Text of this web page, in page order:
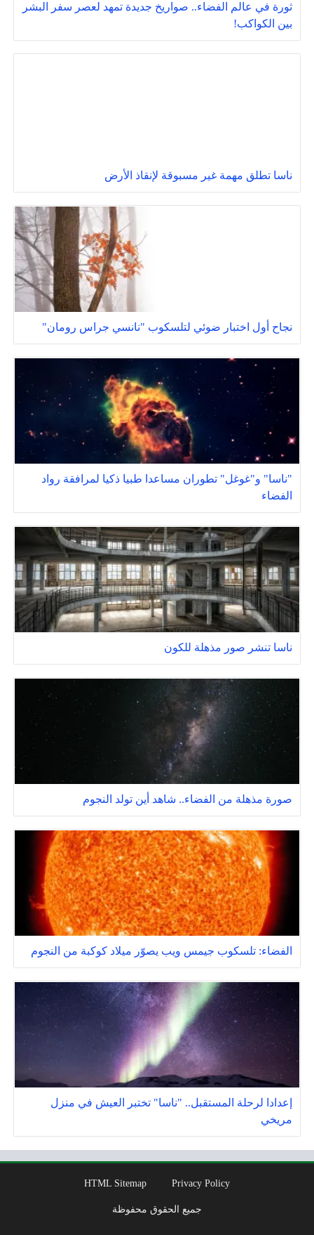
ثورة في عالم الفضاء.. صواريخ جديدة تمهد لعصر سفر البشر
بين الكواكب!
ناسا تطلق مهمة غير مسبوقة لإنقاذ الأرض
نجاح أول اختبار ضوئي لتلسكوب "نانسي جراس رومان"
"ناسا" و"غوغل" تطوران مساعدا طبيا ذكيا لمرافقة رواد
الفضاء
ناسا تنشر صور مذهلة للكون
صورة مذهلة من الفضاء.. شاهد أين تولد النجوم
الفضاء: تلسكوب جيمس ويب يصوّر ميلاد كوكبة من النجوم
إعدادا لرحلة المستقبل.. "ناسا" تختبر العيش في منزل
مريخي
Privacy Policy
HTML Sitemap
جميع الحقوق محفوظة